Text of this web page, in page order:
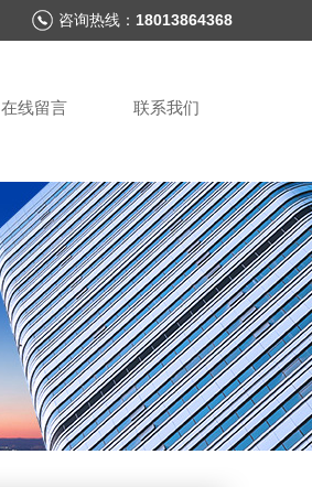
咨询热线： 18013864368
在线留言 联系我们